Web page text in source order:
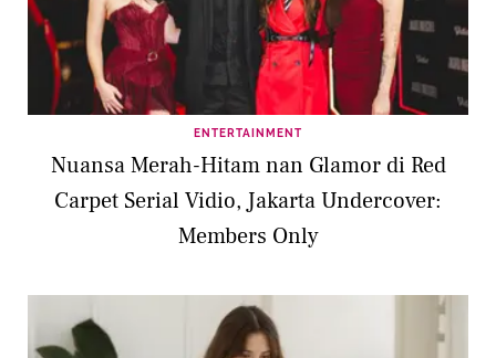
ENTERTAINMENT
Nuansa Merah-Hitam nan Glamor di Red
Carpet Serial Vidio, Jakarta Undercover:
Members Only